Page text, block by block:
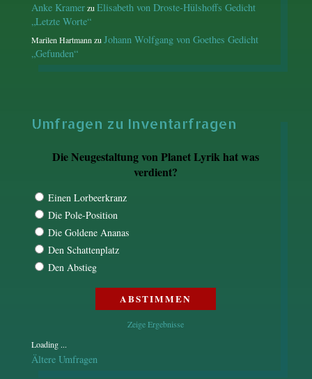
Anke KramerzuElisabeth von Droste-Hülshoffs Gedicht
„Letzte Worte“
Marilen HartmannzuJohann Wolfgang von Goethes Gedicht
„Gefunden“
Umfragen zu Inventarfragen
Die Neugestaltung von Planet Lyrik hat was
verdient?
Einen Lorbeerkranz
Die Pole-Position
Die Goldene Ananas
Den Schattenplatz
Den Abstieg
Zeige Ergebnisse
Loading ...
Ältere Umfragen